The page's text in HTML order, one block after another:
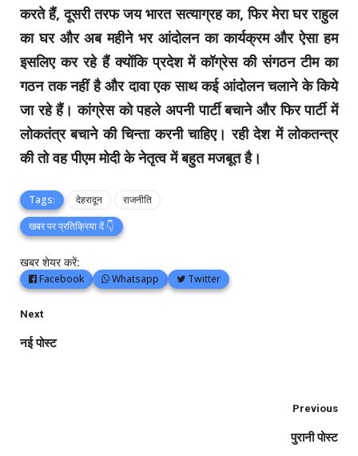
करते हैं, दूसरी तरफ जय भारत सत्याग्रह का, फिर मेरा घर राहुल
का घर और अब महीने भर आंदोलन का कार्यक्रम और ऐसा हम
इसलिए कर रहे हैं क्योंकि प्रदेश में कॉग्रेस की संगठन टीम का
गठन तक नहीं है और दावा एक साथ कई आंदोलन चलाने के किये
जा रहे हैं। कांग्रेस को पहले अपनी पार्टी बचाने और फिर पार्टी में
लोकतंत्र बचाने की चिन्ता करनी चाहिए। रही देश में लोकतन्त्र
की तो वह पीएम मोदी के नेतृत्व में बहुत मजबूत है।
Tags: देहरादून
राजनीति
खबर पर प्रतिक्रिया दें 👇
खबर शेयर करें:
Facebook Whatsapp Twitter
Next
नई पोस्ट
Previous
पुरानी पोस्ट